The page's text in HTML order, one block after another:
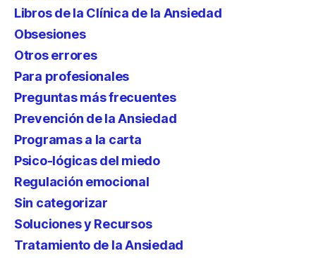
Libros de la Clínica de la Ansiedad
Obsesiones
Otros errores
Para profesionales
Preguntas más frecuentes
Prevención de la Ansiedad
Programas a la carta
Psico-lógicas del miedo
Regulación emocional
Sin categorizar
Soluciones y Recursos
Tratamiento de la Ansiedad